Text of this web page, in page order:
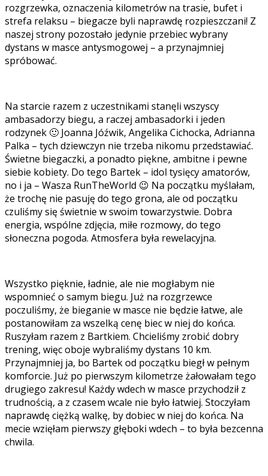
rozgrzewka, oznaczenia kilometrów na trasie, bufet i
strefa relaksu – biegacze byli naprawdę rozpieszczani! Z
naszej strony pozostało jedynie przebiec wybrany
dystans w masce antysmogowej – a przynajmniej
spróbować.
Na starcie razem z uczestnikami stanęli wszyscy
ambasadorzy biegu, a raczej ambasadorki i jeden
rodzynek 🙂 Joanna Jóźwik, Angelika Cichocka, Adrianna
Palka – tych dziewczyn nie trzeba nikomu przedstawiać.
Świetne biegaczki, a ponadto piękne, ambitne i pewne
siebie kobiety. Do tego Bartek – idol tysięcy amatorów,
no i ja – Wasza RunTheWorld 😉 Na początku myślałam,
że trochę nie pasuję do tego grona, ale od początku
czuliśmy się świetnie w swoim towarzystwie. Dobra
energia, wspólne zdjęcia, miłe rozmowy, do tego
słoneczna pogoda. Atmosfera była rewelacyjna.
Wszystko pięknie, ładnie, ale nie mogłabym nie
wspomnieć o samym biegu. Już na rozgrzewce
poczuliśmy, że bieganie w masce nie będzie łatwe, ale
postanowiłam za wszelką cenę biec w niej do końca.
Ruszyłam razem z Bartkiem. Chcieliśmy zrobić dobry
trening, więc oboje wybraliśmy dystans 10 km.
Przynajmniej ja, bo Bartek od początku biegł w pełnym
komforcie. Już po pierwszym kilometrze żałowałam tego
drugiego zakresu! Każdy wdech w masce przychodził z
trudnością, a z czasem wcale nie było łatwiej. Stoczyłam
naprawdę ciężką walkę, by dobiec w niej do końca. Na
mecie wzięłam pierwszy głęboki wdech – to była bezcenna
chwila.